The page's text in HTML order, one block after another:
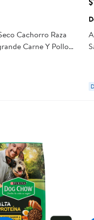
Cachorro Raza
Carne Y Pollo